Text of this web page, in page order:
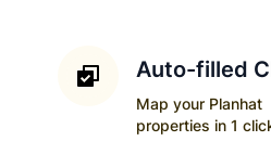
Auto-filled
Map your Planhat
properties in 1